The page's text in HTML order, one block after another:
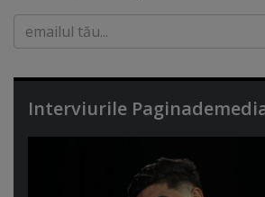
Interviurile